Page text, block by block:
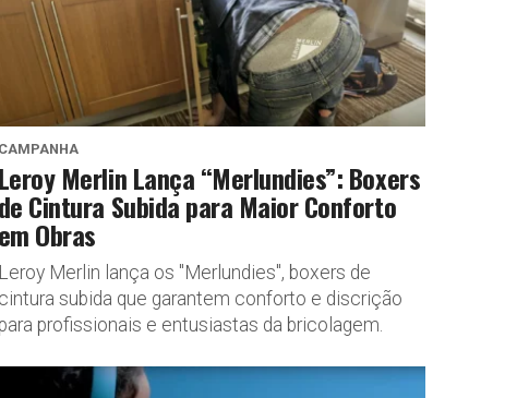
CAMPANHA
Leroy Merlin Lança “Merlundies”: Boxers
de Cintura Subida para Maior Conforto
em Obras
Leroy Merlin lança os "Merlundies", boxers de
cintura subida que garantem conforto e discrição
profissionais e entusiastas da bricolagem.